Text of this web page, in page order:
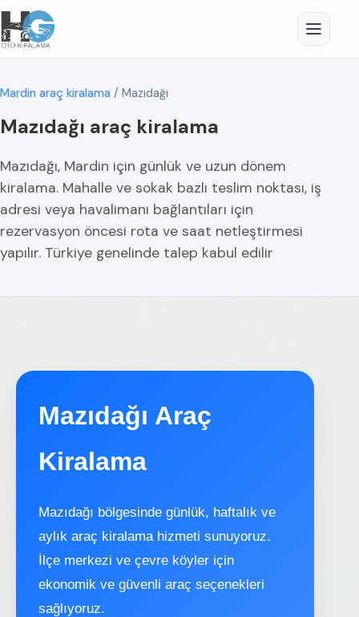
Mardin araç kiralama / Mazıdağı
Mazıdağı araç kiralama
Mazıdağı, Mardin için günlük ve uzun dönem
kiralama. Mahalle ve sokak bazlı teslim noktası, iş
adresi veya havalimanı bağlantıları için
rezervasyon öncesi rota ve saat netleştirmesi
yapılır. Türkiye genelinde talep kabul edilir
Mazıdağı Araç
Kiralama
Mazıdağı bölgesinde günlük, haftalık ve
aylık araç kiralama hizmeti sunuyoruz.
İlçe merkezi ve çevre köyler için
ekonomik ve güvenli araç seçenekleri
sağlıyoruz.